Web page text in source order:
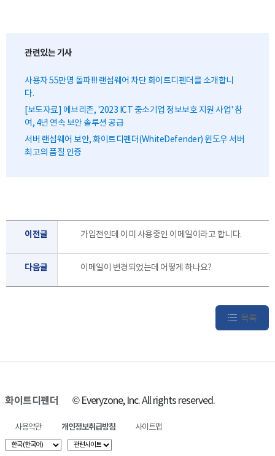
관련있는 기사
사용자 55만명 돌파!!! 랜섬웨어 차단 화이트디펜더를 소개합니
다.
[보도자료] 에브리존, '2023 ICT 중소기업 정보보호 지원 사업' 참
여, 4년 연속 보안 솔루션 공급
서버 랜섬웨어 보안, 화이트디펜더(WhiteDefender) 윈도우 서버
최고의 품질 인증
이전글 가입전인데 이미 사용중인 이메일이라고 합니다.
다음글 이메일이 변경되었는데 어떻게 하나요?
목록
화이트디펜더 © Everyzone, Inc. All rights reserved.
사용약관 개인정보취급방침 사이트맵